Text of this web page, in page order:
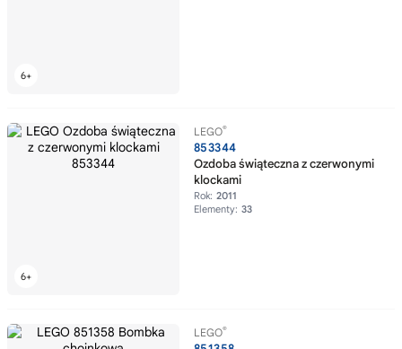
LEGO®
853344
Ozdoba świąteczna z czerwonymi
klockami
Rok: 2011
Elementy: 33
LEGO®